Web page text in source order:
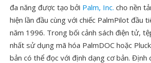
đa năng được tạo bởi Palm, Inc. cho nền
hiện lần đầu cùng với chiếc PalmPilot đầu
năm 1996. Trong bối cảnh sách điện tử,
nhất sử dụng mã hóa PalmDOC hoặc
bản có thể đọc với định dạng cơ bản. Định